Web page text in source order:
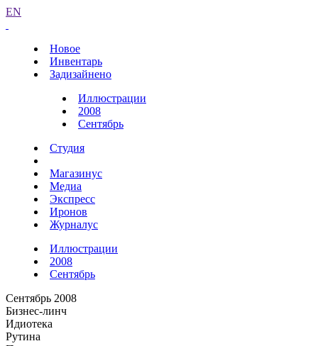
EN
Новое
Инвентарь
Задизайнено
Иллюстрации
2008
Сентябрь
Студия
Магазинус
Медиа
Экспресс
Иронов
Журналус
Иллюстрации
2008
Сентябрь
Сентябрь 2008
Бизнес-линч
Идиотека
Рутина